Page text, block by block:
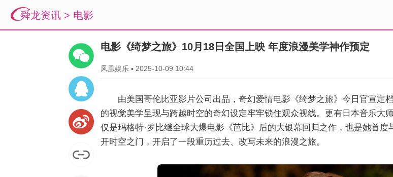
舜龙资讯 > 电影
电影《绮梦之旅》10月18日全国上映 年度浪漫美学神作预定
凤凰娱乐▪ 2025-10-09 10:44
由美国哥伦比亚影片公司出品，奇幻爱情电影《绮梦之旅》今日官宣定
的视觉美学呈现与跨越时空的奇幻设定牢牢锁住观众视线。更有日本音乐大
仅是玛格特·罗比继全球大爆电影《芭比》后的大银幕回归之作，也是她首
开时空之门，开启了一段重历过去、改写未来的浪漫之旅。